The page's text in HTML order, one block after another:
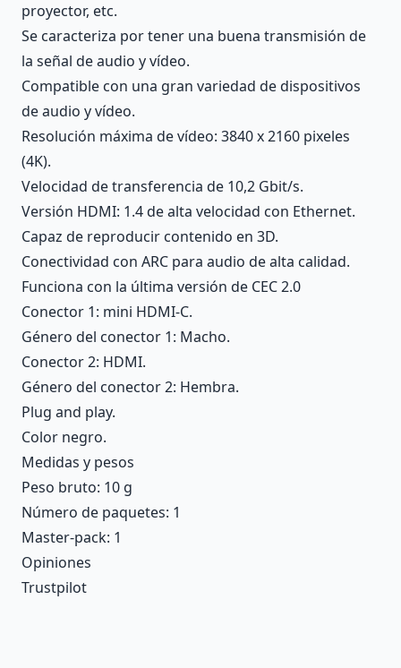
proyector, etc.
Se caracteriza por tener una buena transmisión de
la señal de audio y vídeo.
Compatible con una gran variedad de dispositivos
de audio y vídeo.
Resolución máxima de vídeo: 3840 x 2160 pixeles
(4K).
Velocidad de transferencia de 10,2 Gbit/s.
Versión HDMI: 1.4 de alta velocidad con Ethernet.
Capaz de reproducir contenido en 3D.
Conectividad con ARC para audio de alta calidad.
Funciona con la última versión de CEC 2.0
Conector 1: mini HDMI-C.
Género del conector 1: Macho.
Conector 2: HDMI.
Género del conector 2: Hembra.
Plug and play.
Color negro.
Medidas y pesos
Peso bruto: 10 g
Número de paquetes: 1
Master-pack: 1
Opiniones
Trustpilot